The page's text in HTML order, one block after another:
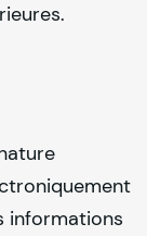
informations